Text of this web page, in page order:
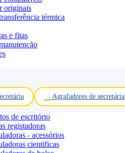
originais
térmica
e fitas
Agrafadores de secretária
de escritório
registadoras
- acessórios
cientificas